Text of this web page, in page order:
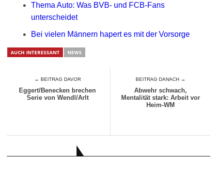
Thema Auto: Was BVB- und FCB-Fans
unterscheidet
Bei vielen Männern hapert es mit der Vorsorge
AUCH INTERESSANT NEWS
← BEITRAG DAVOR
Eggert/Benecken brechen
Serie von Wendl/Arlt
BEITRAG DANACH →
Abwehr schwach,
Mentalität stark: Arbeit vor
Heim-WM